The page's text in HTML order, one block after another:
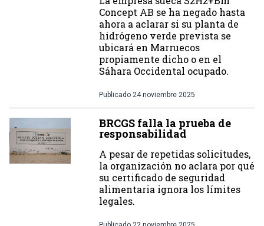
Concept AB se ha negado hasta
ahora a aclarar si su planta de
hidrógeno verde prevista se
ubicará en Marruecos
propiamente dicho o en el
Sáhara Occidental ocupado.
Publicado 24 noviembre 2025
BRCGS falla la prueba de
responsabilidad
A pesar de repetidas solicitudes,
la organización no aclara por qué
su certificado de seguridad
alimentaria ignora los límites
legales.